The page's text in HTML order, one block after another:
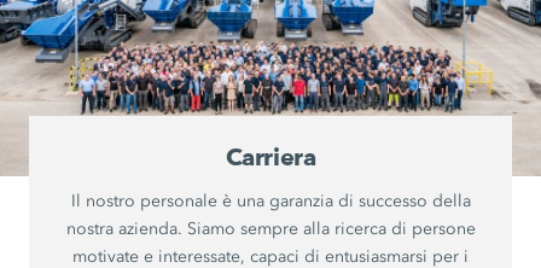
Carriera
Il nostro personale è una garanzia di successo della
nostra azienda. Siamo sempre alla ricerca di persone
motivate e interessate, capaci di entusiasmarsi per i